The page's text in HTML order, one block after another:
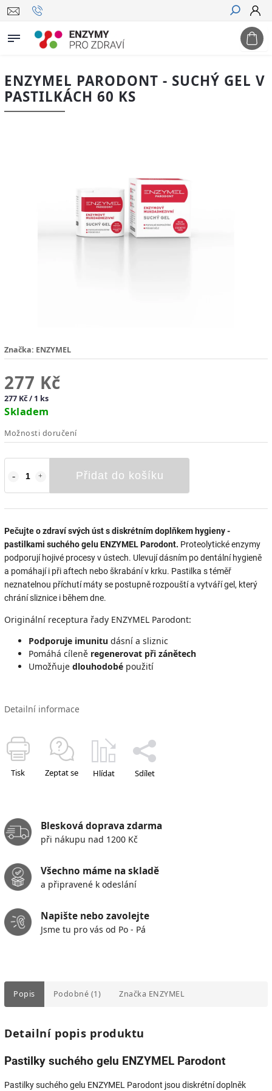
Hledat
ENZYMEL PARODONT - SUCHÝ GEL V
PASTILKÁCH 60 KS
Značka: ENZYMEL
277 Kč
277 Kč / 1 ks
Skladem
Možnosti doručení
Přidat do košíku
Pečujte o zdraví svých úst s diskrétním doplňkem hygieny -
pastilkami suchého gelu ENZYMEL Parodont. Proteolytické enzymy
podporují hojivé procesy v ústech. Ulevují dásním po dentální hygieně
a pomáhají i při aftech nebo škrabání v krku. Pastilka s téměř
neznatelnou příchutí máty se postupně rozpouští a vytváří gel, který
chrání sliznice i během dne.
Originální receptura řady ENZYMEL Parodont:
Podporuje imunitu dásní a sliznic
Pomáhá cíleně regenerovat při zánětech
Umožňuje dlouhodobé použití
Detailní informace
Tisk Zeptat se Hlídat Sdílet
Blesková doprava zdarma
při nákupu nad 1200 Kč
Všechno máme na skladě
a připravené k odeslání
Napište nebo zavolejte
Jsme tu pro vás od Po - Pá
Popis Podobné (1) Značka ENZYMEL
Detailní popis produktu
Pastilky suchého gelu ENZYMEL Parodont
Pastilky suchého gelu ENZYMEL Parodont jsou diskrétní doplněk